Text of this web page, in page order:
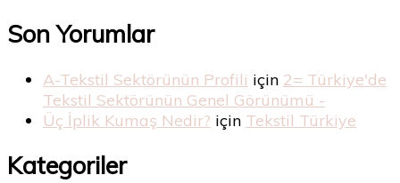
Son Yorumlar
A-Tekstil Sektörünün Profili için 2= Türkiye'de
Tekstil Sektörünün Genel Görünümü -
Üç İplik Kumaş Nedir? için Tekstil Türkiye
Kategoriler